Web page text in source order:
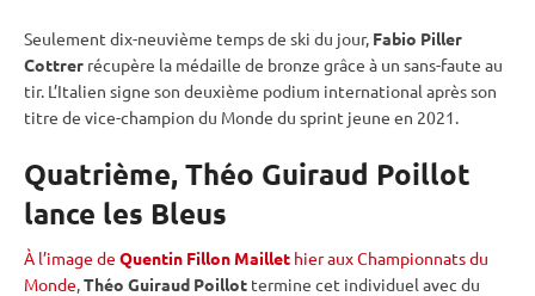
Seulement dix-neuvième temps de ski du jour, Fabio Piller
Cottrer récupère la médaille de bronze grâce à un sans-faute au
tir. L’Italien signe son deuxième podium international après son
titre de vice-champion du Monde du sprint jeune en 2021.
Quatrième, Théo Guiraud Poillot
lance les Bleus
À l’image de Quentin Fillon Maillet hier aux Championnats du
Monde,Théo Guiraud Poillot termine cet individuel avec du